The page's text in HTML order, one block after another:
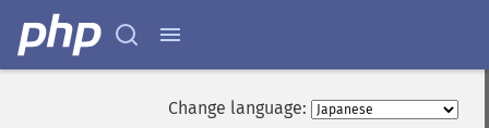
Change language: